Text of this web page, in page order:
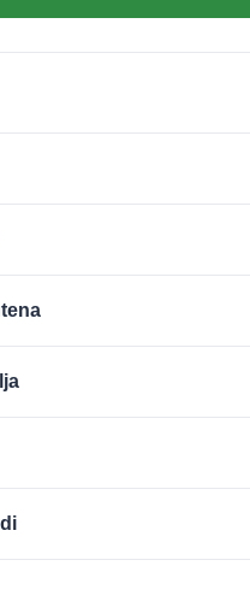
za Vaše
od strane domaćih i